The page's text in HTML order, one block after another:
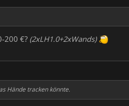
200 €? (2xLH1.0+2xWands)
Hände tracken könnte.